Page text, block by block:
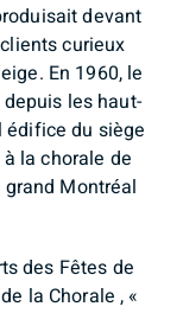
devant
curieux
En 1960, le
les haut-
du siège
la chorale de
Montréal
des Fêtes de
la Chorale , «